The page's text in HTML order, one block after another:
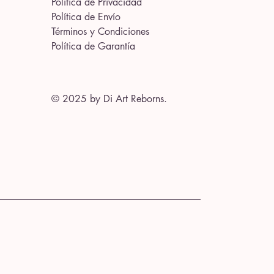
Política de Envío
Términos y Condiciones
Política de Garantía
© 2025 by Di Art Reborns.